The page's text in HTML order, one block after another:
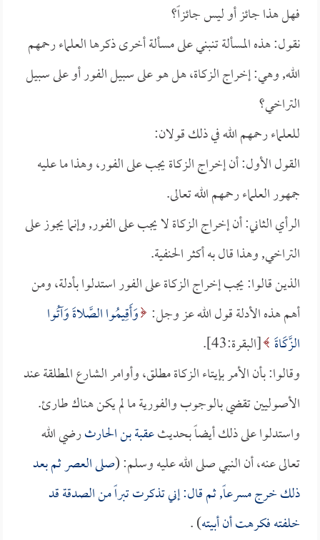
فهل هذا جائز أو ليس جائزاً؟
نقول: هذه المسألة تنبني على مسألة أخرى ذكرها العلماء رحمهم
الله, وهي: إخراج الزكاة، هل هو على سبيل الفور أو على سبيل
التراخي؟
للعلماء رحمهم الله في ذلك قولان:
القول الأول: أن إخراج الزكاة يجب على الفور، وهذا ما عليه
جمهور العلماء رحمهم الله تعالى.
الرأي الثاني: أن إخراج الزكاة لا يجب على الفور, وإنما يجوز على
التراخي, وهذا قال به أكثر الحنفية.
الذين قالوا: يجب إخراج الزكاة على الفور استدلوا بأدلة، ومن
أهم هذه الأدلة قول الله عز وجل: وَأَقِيمُوا الصَّلاةَ وَآتُوا
الزَّكَاةَ [البقرة:43].
وقالوا: بأن الأمر بإيتاء الزكاة مطلق، وأوامر الشارع المطلقة عند
الأصوليين تقضي بالوجوب والفورية ما لم يكن هناك طارئ.
واستدلوا على ذلك أيضاً بحديثعقبة بن الحارثرضي الله
تعالى عنه، أن النبي صلى الله عليه وسلم: (صلى العصر ثم بعد
ذلك خرج مسرعاً, ثم قال: إني تذكرت تبراً من الصدقة قد
خلفته فكرهت أن أبيته) .